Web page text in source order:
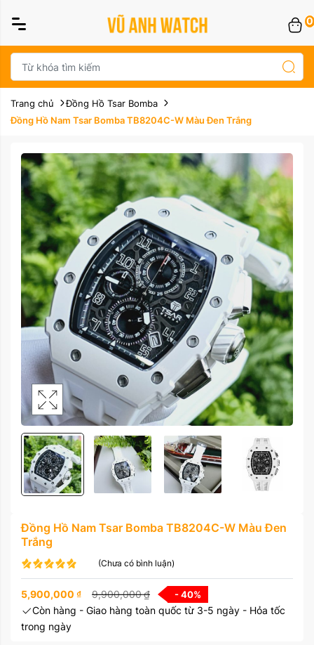
0
Trang chủ
Đồng Hồ Tsar Bomba
Đồng Hồ Nam Tsar Bomba TB8204C-W Màu Đen Trắng
Đồng Hồ Nam Tsar Bomba TB8204C-W Màu Đen
Trắng
(Chưa có bình luận)
5,900,000 ₫ 9,900,000₫ - 40%
Còn hàng - Giao hàng toàn quốc từ 3-5 ngày - Hỏa tốc
trong ngày